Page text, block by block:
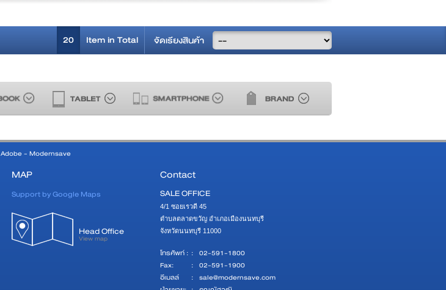
จัดเรียงสินค้า
20 Item in Total
Adobe - Modernsave
MAP
Support by Google Maps
Head Office
View map
Contact
SALE OFFICE
4/1 ซอยเรวดี 45
ตำบลตลาดขวัญ อำเภอเมืองนนทบุรี
จังหวัดนนทบุรี 11000
โทรศัพท์ : : 02-591-1800
Fax:
: 02-591-1900
อีเมลล์
: sale@modernsave.com